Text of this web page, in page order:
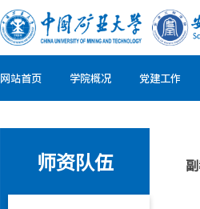
网站首页 学院概况 党建工作
师资队伍